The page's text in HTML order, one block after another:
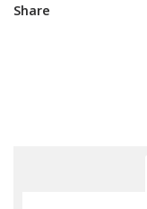
Share